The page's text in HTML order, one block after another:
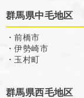
群馬県中毛地区
・前橋市
・伊勢崎市
・玉村町
群馬県西毛地区